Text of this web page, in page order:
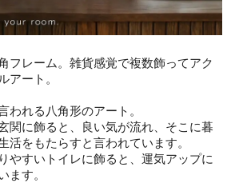
フレーム。雑貨感覚で複数飾ってアク
アート。
われる八角形のアート。
関に飾ると、良い気が流れ、そこに暮
活をもたらすと言われています。
やすいトイレに飾ると、運気アップに
ます。